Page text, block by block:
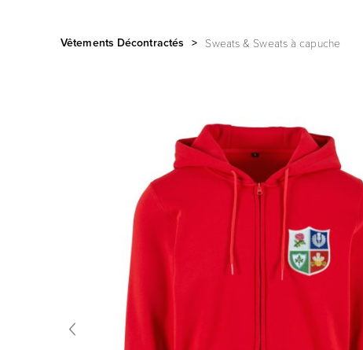
Vêtements Décontractés > Sweats & Sweats à capuche